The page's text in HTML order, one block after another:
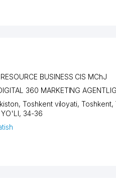
RESOURCE BUSINESS CIS MChJ
360 MARKETING AGENTLIGI
Toshkent viloyati,Toshkent,
, 34-36